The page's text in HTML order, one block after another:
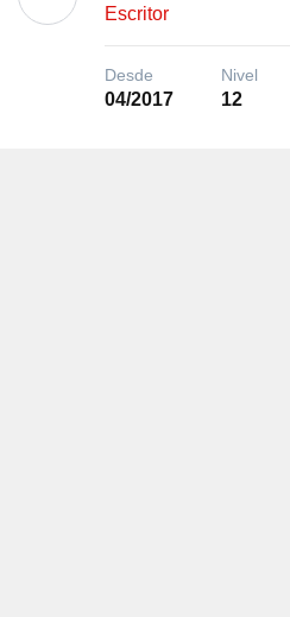
Escritor
Desde
04/2017
Nivel
12